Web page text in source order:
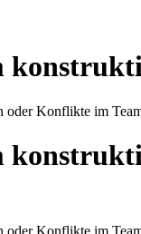
Konflikte im
Konflikte im